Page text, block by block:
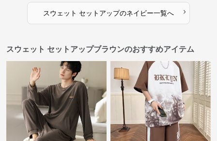
スウェット セットアップのネイビー一覧へ ›
スウェット セットアップブラウンのおすすめアイテム